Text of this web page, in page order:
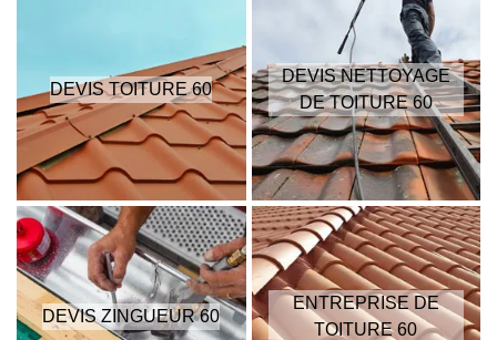
DEVIS TOITURE 60
DEVIS NETTOYAGE
DE TOITURE 60
DEVIS ZINGUEUR 60
ENTREPRISE DE
TOITURE 60